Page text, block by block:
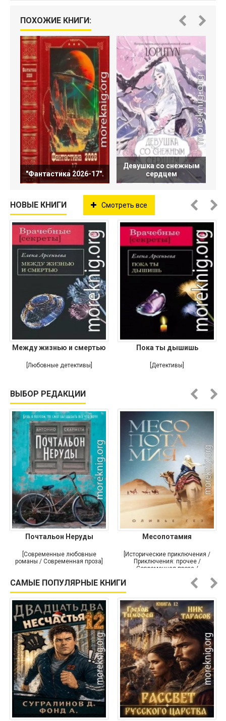
ПОХОЖИЕ КНИГИ:
"Фантастика 2026-17".
Девушка со снежным
сердцем
НОВЫЕ КНИГИ Смотреть все
Между жизнью и смертью
[Любовные детективы]
Пока ты дышишь
[Детективы]
ВЫБОР РЕДАКЦИИ
Почтальон Неруды
[Современные любовные
романы / Современная проза]
Месопотамия
[Исторические приключения /
Приключения: прочее /
Современная проза /
САМЫЕ ПОПУЛЯРНЫЕ КНИГИ